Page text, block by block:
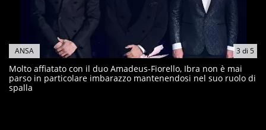
3 di 5
ANSA
Molto affiatato con il duo Amadeus-Fiorello, Ibra non è mai
parso in particolare imbarazzo mantenendosi nel suo ruolo di
spalla